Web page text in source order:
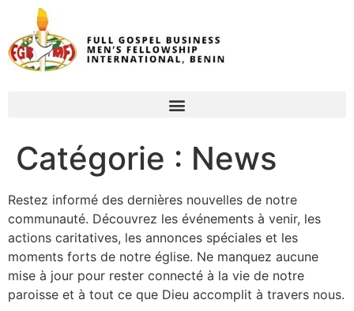
Catégorie : News
Restez informé des dernières nouvelles de notre
communauté. Découvrez les événements à venir, les
actions caritatives, les annonces spéciales et les
moments forts de notre église. Ne manquez aucune
mise à jour pour rester connecté à la vie de notre
paroisse et à tout ce que Dieu accomplit à travers nous.